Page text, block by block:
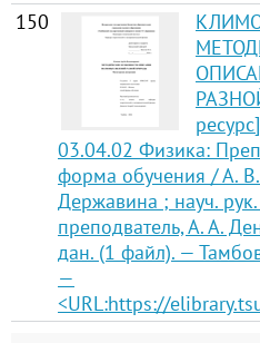
150
03.04.02 Физика:
форма обучения / А.
Державина ; науч. рук.
преподватель, А. А.
дан. (1 файл). —
—
<URL:https://